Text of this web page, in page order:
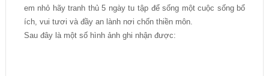
em nhỏ hãy tranh thủ 5 ngày tu tập để sống một cuộc sống bổ
ích, vui tươi và đầy an lành nơi chốn thiền môn.
Sau đây là một số hình ảnh ghi nhận được: